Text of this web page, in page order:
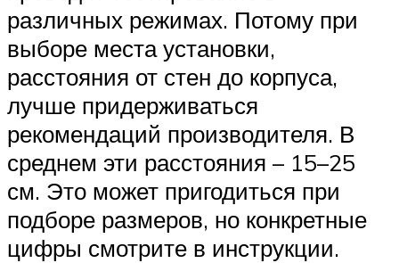
различных режимах. Потому при
выборе места установки,
расстояния от стен до корпуса,
лучше придерживаться
рекомендаций производителя. В
среднем эти расстояния – 15–25
см. Это может пригодиться при
подборе размеров, но конкретные
цифры смотрите в инструкции.